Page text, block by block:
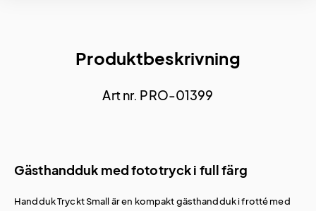
Produktbeskrivning
Art nr. PRO-01399
Gästhandduk med fototryck i full färg
Handduk Tryckt Small är en kompakt gästhandduk i frotté med